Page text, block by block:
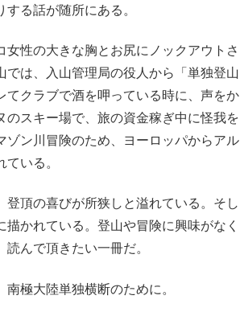
る話が随所にある。
性の大きな胸とお尻にノックアウトさ
は、入山管理局の役人から「単独登山
クラブで酒を呷っている時に、声をか
スキー場で、旅の資金稼ぎ中に怪我を
ゾン川冒険のため、ヨーロッパからアル
いる。
頂の喜びが所狭しと溢れている。そし
かれている。登山や冒険に興味がなく
んで頂きたい一冊だ。
極大陸単独横断のために。